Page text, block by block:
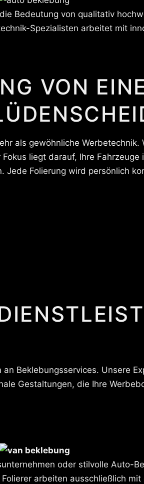
Bedeutung von qualitativ
Spezialisten arbeitet mit
VON
als gewöhnliche Werbetechnik.
liegt darauf, Ihre
Folierung wird persönlich
Beklebungsservices. Unsere
Gestaltungen, die Ihre
oder stilvolle Auto-
arbeiten ausschließlich mit